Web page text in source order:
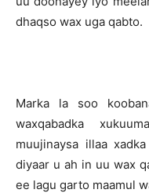
dhaqso wax uga qabto.
Marka la soo
waxqabadka
muujinaysa illaa
diyaar u ah in uu wax
ee lagu garto maamul